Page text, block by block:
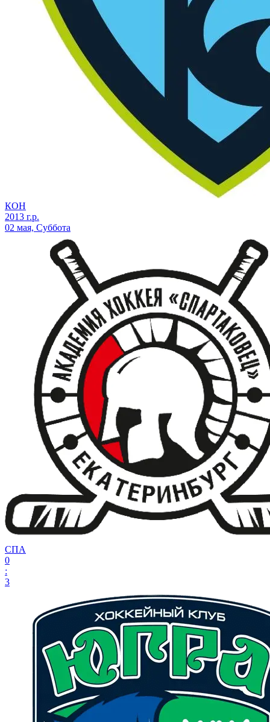
КОН
2013 г.р.
02 мая, Суббота
СПА
0
:
3